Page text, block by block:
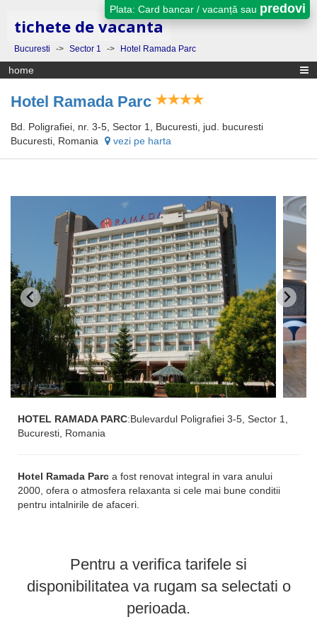
Plata: Card bancar / vacanță sau predovi
tichete de vacanta
Bucuresti -> Sector 1 -> Hotel Ramada Parc
home
Hotel Ramada Parc
Bd. Poligrafiei, nr. 3-5, Sector 1, Bucuresti, jud. bucuresti
Bucuresti, Romania
vezi pe harta
HOTEL RAMADA PARC:Bulevardul Poligrafiei 3-5, Sector 1,
Bucuresti, Romania
Hotel Ramada Parc a fost renovat integral in vara anului
2000, ofera o atmosfera relaxanta si cele mai bune conditii
pentru intalnirile de afaceri.
Aeroportul International Otopeni, la cateva minute de centrul
in vecinatatea complexului Romexpo
Trade Center si Bucharest Business Park.
Pentru a verifica tarifele si
disponibilitatea va rugam sa selectati o
perioada.